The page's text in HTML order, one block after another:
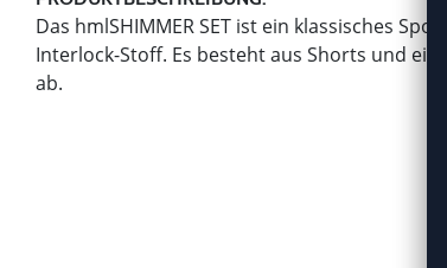
Das hmlSHIMMER SET ist ein klassisches
Interlock-Stoff. Es besteht aus Shorts und
ab.